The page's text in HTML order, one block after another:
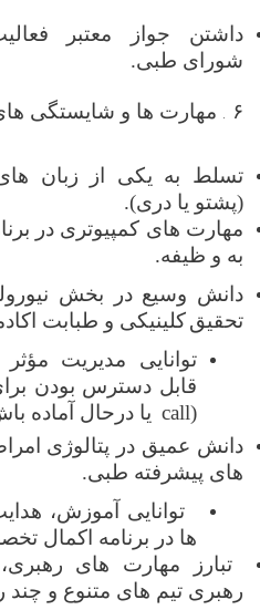
داشتن جواز معتبر
شورای طبی.
۶ . مهارت ها و شایستگی های لازم:
تسلط به یکی از زبان‌
(پشتو یا دری).
مهارت ‌های کمپیوتری در
به و ظیفه.
دانش وسیع در بخش
تحقیقکلینیکی و طبابت
توانایی مدیریت
قابل دسترس بودن
call) یا درحال آماده
دانش عمیق در پتالوژی
های پیشرفته طبی.
توانایی آموزش،
ها در برنامه اکمال
تبارز مهارت‌ های
رهبری تیم ‌های متنوع و چند